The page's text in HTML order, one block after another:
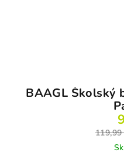
BAAGL Školský
119,99